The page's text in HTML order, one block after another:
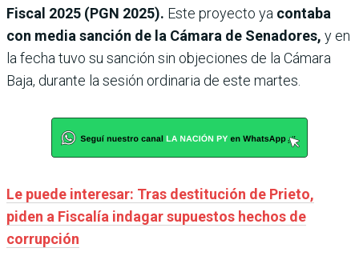
Fiscal 2025 (PGN 2025). Este proyecto ya contaba
con media sanción de la Cámara de Senadores, y en
la fecha tuvo su sanción sin objeciones de la Cámara
Baja, durante la sesión ordinaria de este martes.
Le puede interesar: Tras destitución de Prieto,
piden a Fiscalía indagar supuestos hechos de
corrupción